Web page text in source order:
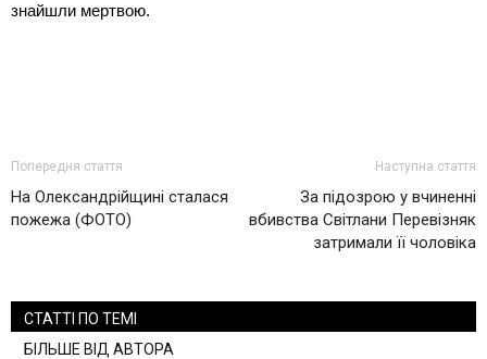
знайшли мертвою.
Попередня стаття
На Олександрійщині сталася
пожежа (ФОТО)
Наступна стаття
За підозрою у вчиненні
вбивства Світлани Перевізняк
затримали її чоловіка
СТАТТІ ПО ТЕМІ
БІЛЬШЕ ВІД АВТОРА